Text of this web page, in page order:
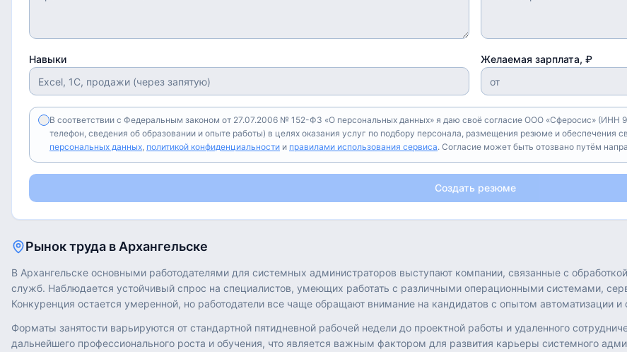
Навыки Желаемая зарплата, ₽
В соответствии с Федеральным законом от 27.07.2006 № 152-ФЗ «О персональных данных» я даю своё согласие ООО «Сферосис» (ИНН
телефон, сведения об образовании и опыте работы) в целях оказания услуг по подбору персонала, размещения резюме и обеспечения
персональных данных, политикой конфиденциальности и правилами использования сервиса. Согласие может быть отозвано путём
Создать резюме
Рынок труда в Архангельске
В Архангельске основными работодателями для системных администраторов выступают компании, связанные с
служб. Наблюдается устойчивый спрос на специалистов, умеющих работать с различными операционными системами,
Конкуренция остается умеренной, но работодатели все чаще обращают внимание на кандидатов с опытом автоматизации
Форматы занятости варьируются от стандартной пятидневной рабочей недели до проектной работы и удаленного
дальнейшего профессионального роста и обучения, что является важным фактором для развития карьеры системного